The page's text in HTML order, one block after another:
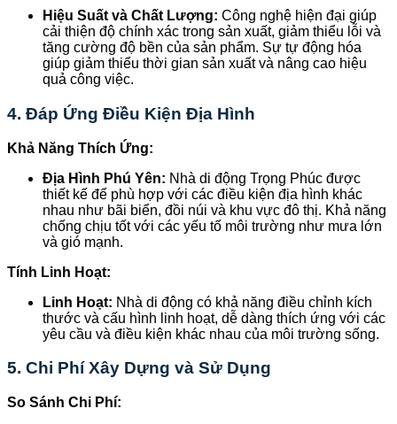
Hiệu Suất và Chất Lượng: Công nghệ hiện đại giúp
cải thiện độ chính xác trong sản xuất, giảm thiểu lỗi và
tăng cường độ bền của sản phẩm. Sự tự động hóa
giúp giảm thiểu thời gian sản xuất và nâng cao hiệu
quả công việc.
4. Đáp Ứng Điều Kiện Địa Hình
Khả Năng Thích Ứng:
Địa Hình Phú Yên: Nhà di động Trọng Phúc được
thiết kế để phù hợp với các điều kiện địa hình khác
nhau như bãi biển, đồi núi và khu vực đô thị. Khả năng
chống chịu tốt với các yếu tố môi trường như mưa lớn
và gió mạnh.
Tính Linh Hoạt:
Linh Hoạt: Nhà di động có khả năng điều chỉnh kích
thước và cấu hình linh hoạt, dễ dàng thích ứng với các
yêu cầu và điều kiện khác nhau của môi trường sống.
5. Chi Phí Xây Dựng và Sử Dụng
So Sánh Chi Phí: